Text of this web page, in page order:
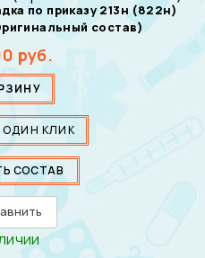
по приказу 213н (822н)
состав)
руб.
ОДИН КЛИК
СОСТАВ